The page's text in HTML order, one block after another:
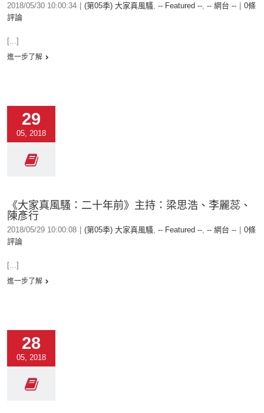
2018/05/30 10:00:34 (第05季) 大家真風騷, -- Featured --, -- 網台 --
0條
評論
[...]
進一步了解
29
05, 2018
《大家真風騷：二十年前》主持：梁思浩、李麗蕊、
陳彥行
2018/05/29 10:00:08 (第05季) 大家真風騷, -- Featured --, -- 網台 --
0條
評論
[...]
進一步了解
28
05, 2018